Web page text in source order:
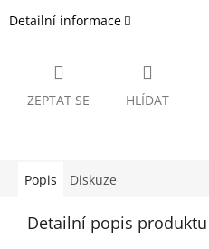
Detailní informace
ZEPTAT SE HLÍDAT
Popis Diskuze
Detailní popis produktu